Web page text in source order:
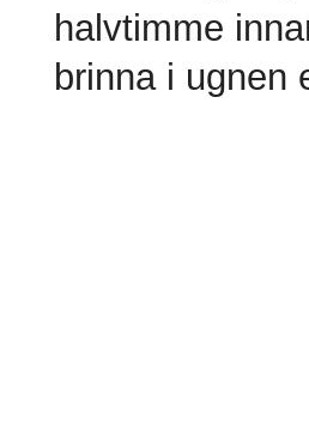
halvtimme
brinna i ugnen